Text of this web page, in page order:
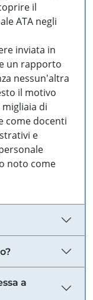
il
ATA negli
inviata in
un rapporto
nessun'altra
il motivo
di
come docenti
e
noto come
a